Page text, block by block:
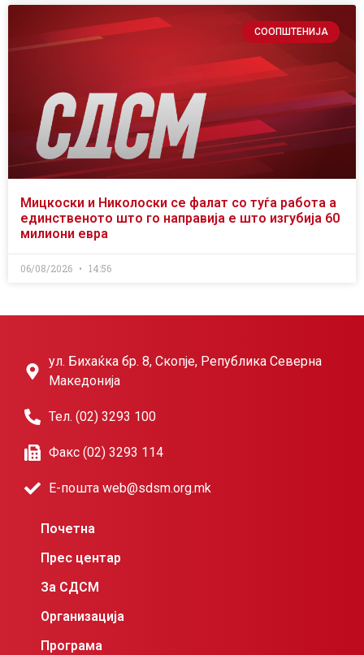
СООПШТЕНИЈА
Мицкоски и Николоски се фалат со туѓа работа а
единственото што го направија е што изгубија 60
милиони евра
06/08/2026 14:56
ул. Бихаќка бр. 8, Скопје, Република Северна
Македонија
Тел. (02) 3293 100
Факс (02) 3293 114
Е-пошта web@sdsm.org.mk
Почетна
Прес центар
За СДСМ
Организација
Програма